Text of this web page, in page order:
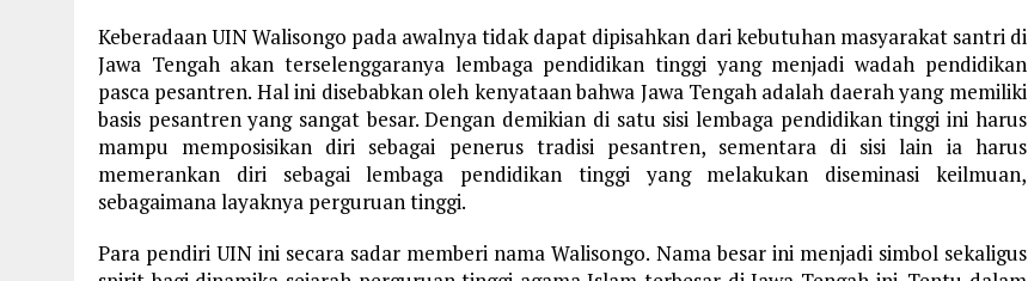
Keberadaan UIN Walisongo pada awalnya tidak dapat dipisahkan dari kebutuhan masyarakat santri di
Jawa Tengah akan terselenggaranya lembaga pendidikan tinggi yang menjadi wadah pendidikan
pasca pesantren. Hal ini disebabkan oleh kenyataan bahwa Jawa Tengah adalah daerah yang memiliki
basis pesantren yang sangat besar. Dengan demikian di satu sisi lembaga pendidikan tinggi ini harus
mampu memposisikan diri sebagai penerus tradisi pesantren, sementara di sisi lain ia harus
memerankan diri sebagai lembaga pendidikan tinggi yang melakukan diseminasi keilmuan,
sebagaimana layaknya perguruan tinggi.
Para pendiri UIN ini secara sadar memberi nama Walisongo. Nama besar ini menjadi simbol sekaligus